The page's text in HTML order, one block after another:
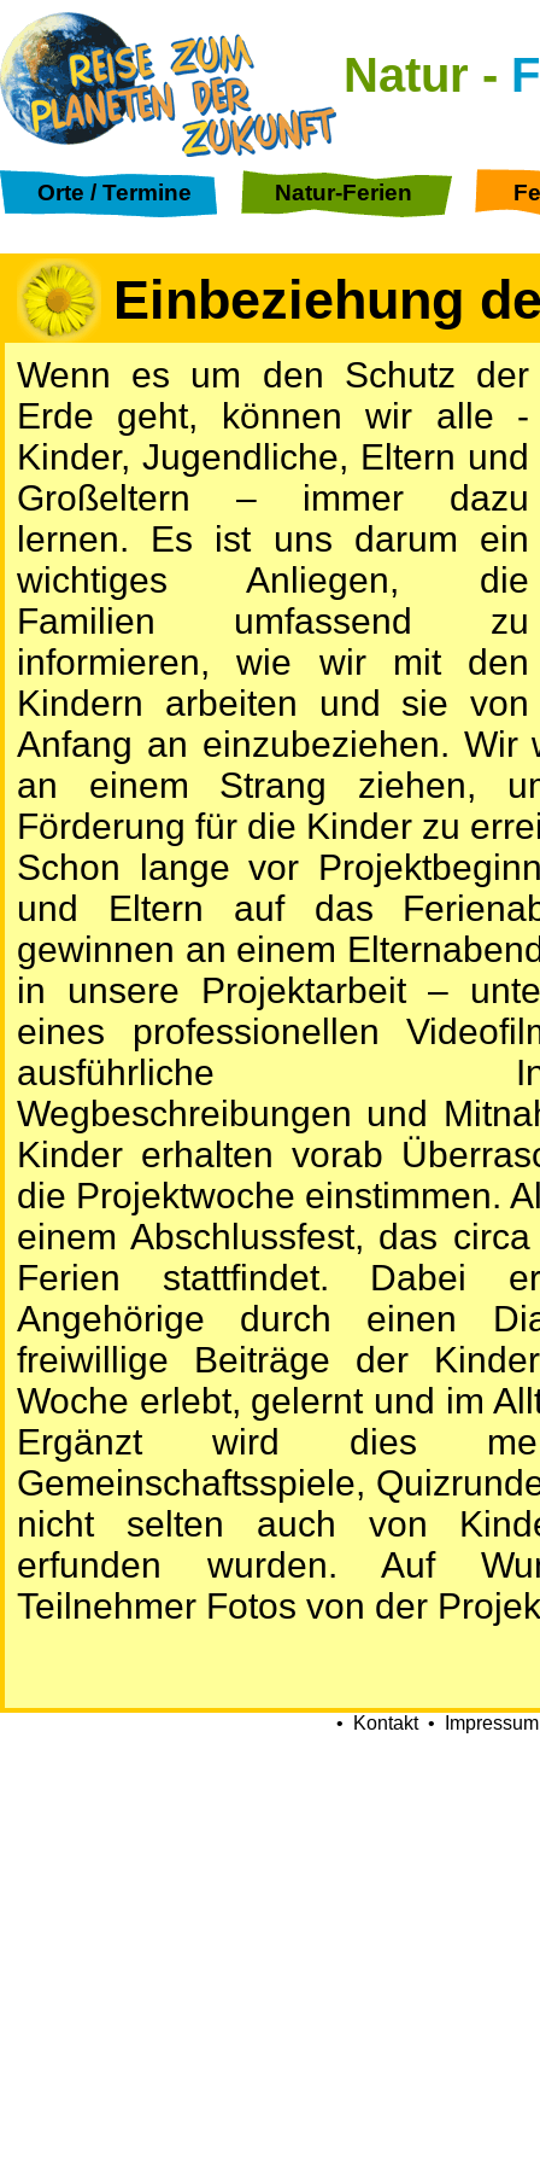
Natur -
Orte / Termine Natur-Ferien
Einbeziehung
Wenn es um den Schutz der
Erde geht, können wir alle -
Kinder, Jugendliche, Eltern und
Großeltern – immer dazu
lernen. Es ist uns darum ein
wichtiges Anliegen, die
Familien umfassend zu
informieren, wie wir mit den
Kindern arbeiten und sie von
Anfang an einzubeziehen. Wir
an einem Strang ziehen,
Förderung für die Kinder zu
Schon lange vor
und Eltern auf das
gewinnen an einem
in unsere Projektarbeit –
eines professionellen
ausführliche
Wegbeschreibungen und
Kinder erhalten vorab
die Projektwoche einstimmen.
einem Abschlussfest, das
Ferien stattfindet. Dabei
Angehörige durch einen
freiwillige Beiträge der
Woche erlebt, gelernt und im
Ergänzt wird dies
Gemeinschaftsspiele,
nicht selten auch von
erfunden wurden. Auf
Teilnehmer Fotos von der
• Kontakt• Impressum